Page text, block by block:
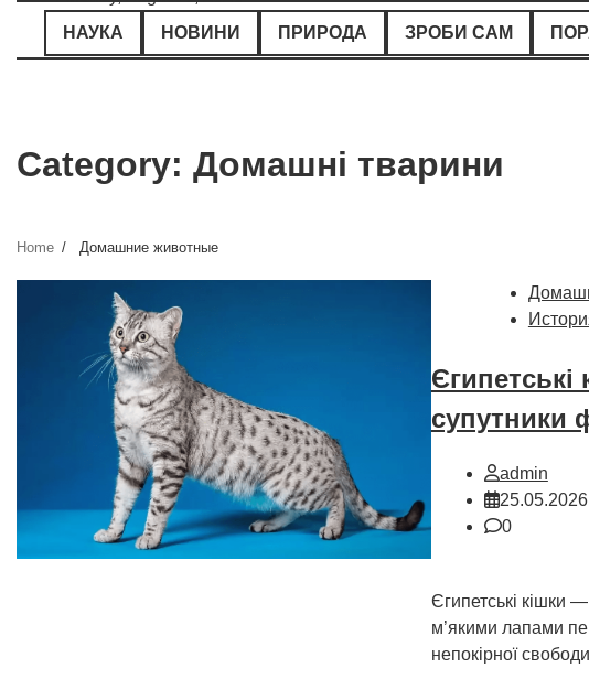
content
НАУКА
НОВИНИ ПРИРОДА ЗРОБИ САМ
Category: Домашні тварини
Home Домашние животные
Єгипетські
супутники
admin
25.05.2026
0
Єгипетські кішки
м’якими лапами
непокірної